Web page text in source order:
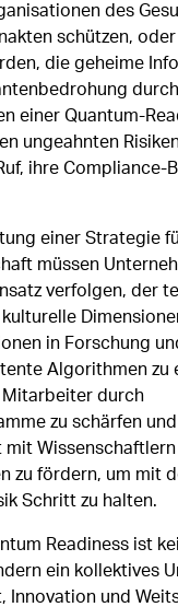
des
schützen, oder
die geheime
einer Quantum-
ungeahnten
ihre Compliance-
einer Strategie
müssen
verfolgen, der
in Forschung
Algorithmen zu
Mitarbeiter durch
zu schärfen
mit Wissenschaftlern
zu fördern, um mit
Schritt zu halten.
Readiness ist
ein kollektives
Innovation und